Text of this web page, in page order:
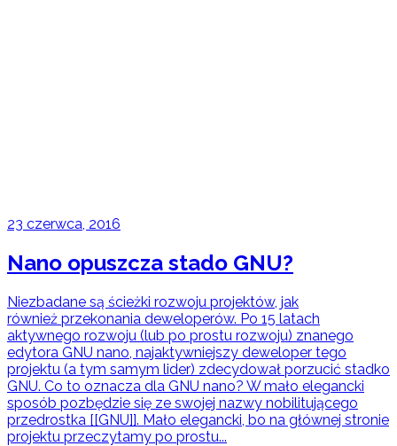
23 czerwca, 2016
Nano opuszcza stado GNU?
Niezbadane są ścieżki rozwoju projektów, jak
również przekonania deweloperów. Po 15 latach
aktywnego rozwoju (lub po prostu rozwoju) znanego
edytora GNU nano, najaktywniejszy deweloper tego
projektu (a tym samym lider) zdecydował porzucić stadko
GNU. Co to oznacza dla GNU nano? W mało elegancki
sposób pozbędzie się ze swojej nazwy nobilitującego
przedrostka [[GNU]]. Mało elegancki, bo na głównej stronie
projektu przeczytamy po prostu...